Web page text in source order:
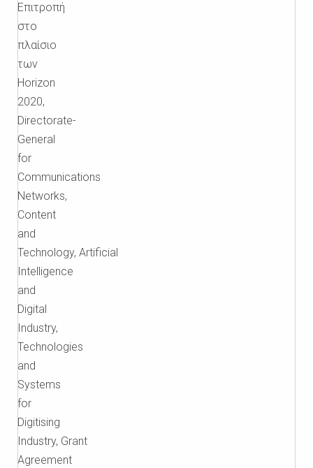
Επιτροπή
στο
πλαίσιο
των
Horizon
2020,
Directorate-
General
for
Communications
Networks,
Content
and
Technology, Artificial
Intelligence
and
Digital
Industry,
Technologies
and
Systems
for
Digitising
Industry, Grant
Agreement